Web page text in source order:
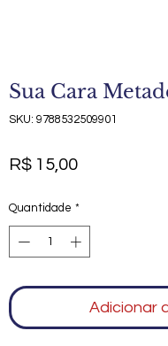
Sua Cara
SKU: 9788532509901
R$ 15,00Preço
Quantidade *
Adicionar